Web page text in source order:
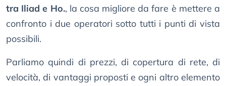
tra Iliad e Ho., la cosa migliore da fare è mettere a
confronto i due operatori sotto tutti i punti di vista
possibili.
Parliamo quindi di prezzi, di copertura di rete, di
velocità, di vantaggi proposti e ogni altro elemento